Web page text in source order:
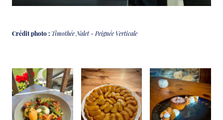
Crédit photo : Timothée Nalet - Peignée Verticale